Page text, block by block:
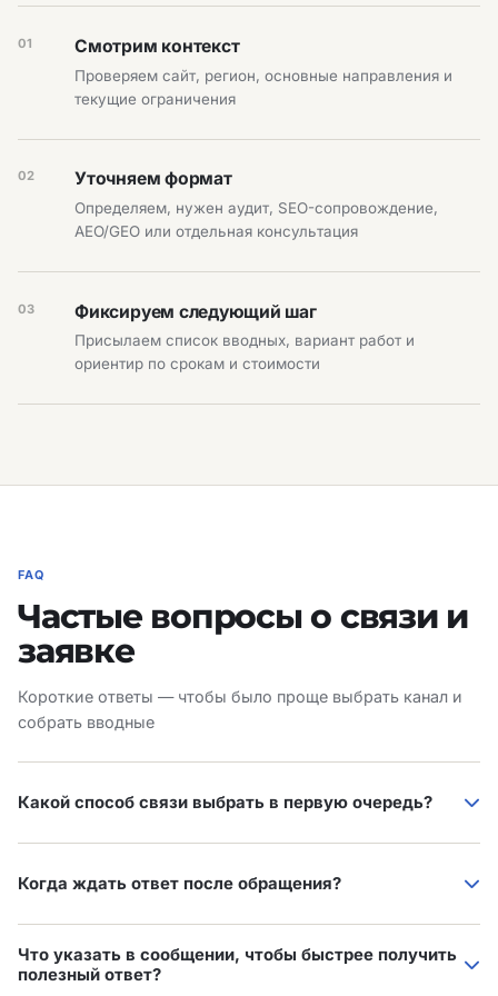
01 Смотрим контекст
Проверяем сайт, регион, основные направления и
текущие ограничения
02 Уточняем формат
Определяем, нужен аудит, SEO-сопровождение,
AEO/GEO или отдельная консультация
03 Фиксируем следующий шаг
Присылаем список вводных, вариант работ и
ориентир по срокам и стоимости
FAQ
Частые вопросы о связи и
заявке
Короткие ответы — чтобы было проще выбрать канал и
собрать вводные
Какой способ связи выбрать в первую очередь?
предложение — оставьте заявку через форму: так мы
в одном месте. Для уточняющих вопросов в процессе
разговора удобен Telegram @weare_support, для
документов и переписки — email support@rankwizard.ru
Когда ждать ответ после обращения?
ответ в течение рабочего дня. Если задача срочная,
дублируйте сообщение в Telegram и кратко укажите
Что указать в сообщении, чтобы быстрее получить
полезный ответ?